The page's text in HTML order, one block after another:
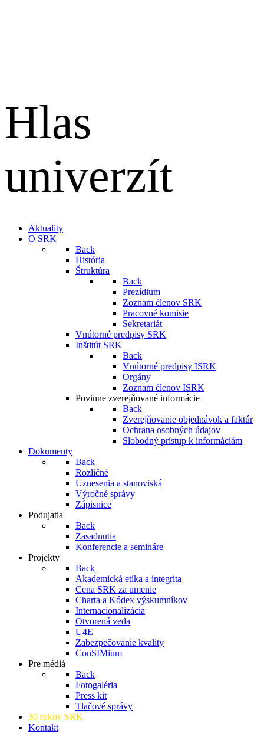
Hlas
univerzít
Aktuality
O SRK
Back
História
Štruktúra
Back
Prezídium
Zoznam členov SRK
Pracovné komisie
Sekretariát
Vnútorné predpisy SRK
Inštitút SRK
Back
Vnútorné predpisy ISRK
Orgány
Zoznam členov ISRK
Povinne zverejňované informácie
Back
Zverejňovanie objednávok a faktúr
Ochrana osobných údajov
Slobodný prístup k informáciám
Dokumenty
Back
Rozličné
Uznesenia a stanoviská
Výročné správy
Zápisnice
Podujatia
Back
Zasadnutia
Konferencie a semináre
Projekty
Back
Akademická etika a integrita
Cena SRK za umenie
Charta a Kódex výskumníkov
Internacionalizácia
Otvorená veda
U4E
Zabezpečovanie kvality
ConSIMium
Pre médiá
Back
Fotogaléria
Press kit
Tlačové správy
30 rokov SRK
Kontakt